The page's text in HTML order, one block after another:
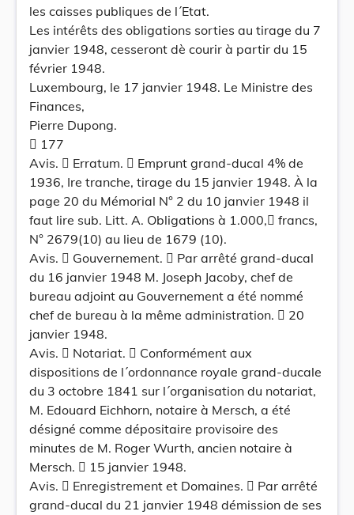
les caisses publiques de l´Etat.
Les intérêts des obligations sorties au tirage du 7
janvier 1948, cesseront dè courir à partir du 15
février 1948.
Luxembourg, le 17 janvier 1948. Le Ministre des
Finances,
Pierre Dupong.
 177
Avis.  Erratum.  Emprunt grand-ducal 4% de
1936, Ire tranche, tirage du 15 janvier 1948. À la
page 20 du Mémorial N° 2 du 10 janvier 1948 il
faut lire sub. Litt. A. Obligations à 1.000, francs,
N° 2679(10) au lieu de 1679 (10).
Avis.  Gouvernement.  Par arrêté grand-ducal
du 16 janvier 1948 M. Joseph Jacoby, chef de
bureau adjoint au Gouvernement a été nommé
chef de bureau à la même administration.  20
janvier 1948.
Avis.  Notariat.  Conformément aux
dispositions de l´ordonnance royale grand-ducale
du 3 octobre 1841 sur l´organisation du notariat,
M. Edouard Eichhorn, notaire à Mersch, a été
désigné comme dépositaire provisoire des
minutes de M. Roger Wurth, ancien notaire à
Mersch.  15 janvier 1948.
Avis.  Enregistrement et Domaines.  Par arrêté
grand-ducal du 21 janvier 1948 démission de ses